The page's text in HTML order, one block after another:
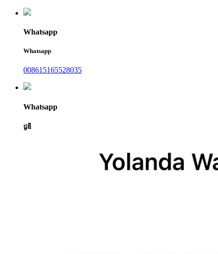
Whatsapp
Whatsapp
008615165528035
Whatsapp
ជូឌី